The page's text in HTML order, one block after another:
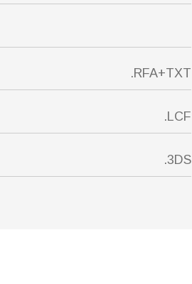
.RFA+TXT
.LCF
.3DS